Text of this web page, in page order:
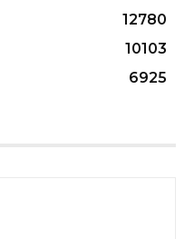
12780
10103
6925